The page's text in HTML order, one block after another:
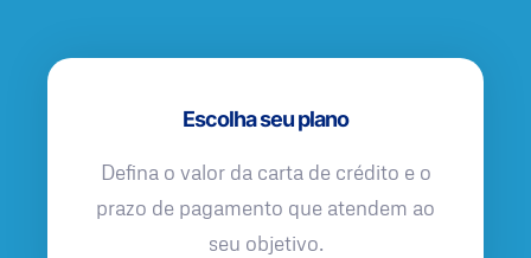
Escolha seu plano
Defina o valor da carta de crédito e o
prazo de pagamento que atendem ao
seu objetivo.